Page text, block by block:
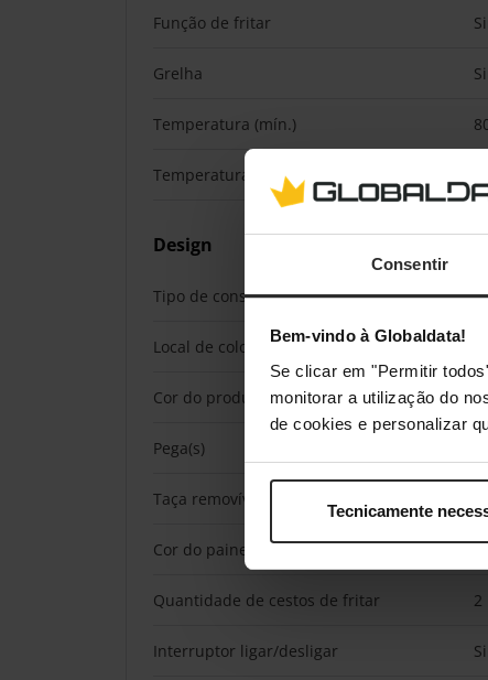
Consentir
Bem-vindo à Globaldata!
Se clicar em "Permitir
monitorar a utilização do
de cookies e personalizar
Tecnicamente
Função de fritar
Grelha
Temperatura (mín.)
Temperatura (máx.)
Design
Tipo de construção
Local de colocação
Cor do produto
Pega(s)
Taça removível
Cor do painel de controlo
Quantidade de cestos de fritar 2
Interruptor ligar/desligar